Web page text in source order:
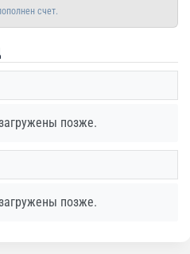
счет.
позже.
позже.